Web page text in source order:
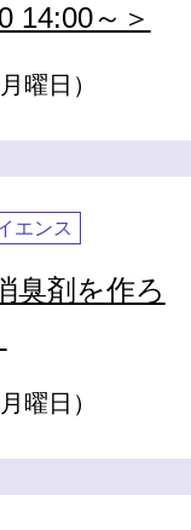
14:00～＞
曜日）
エンス
臭剤を作ろ
曜日）